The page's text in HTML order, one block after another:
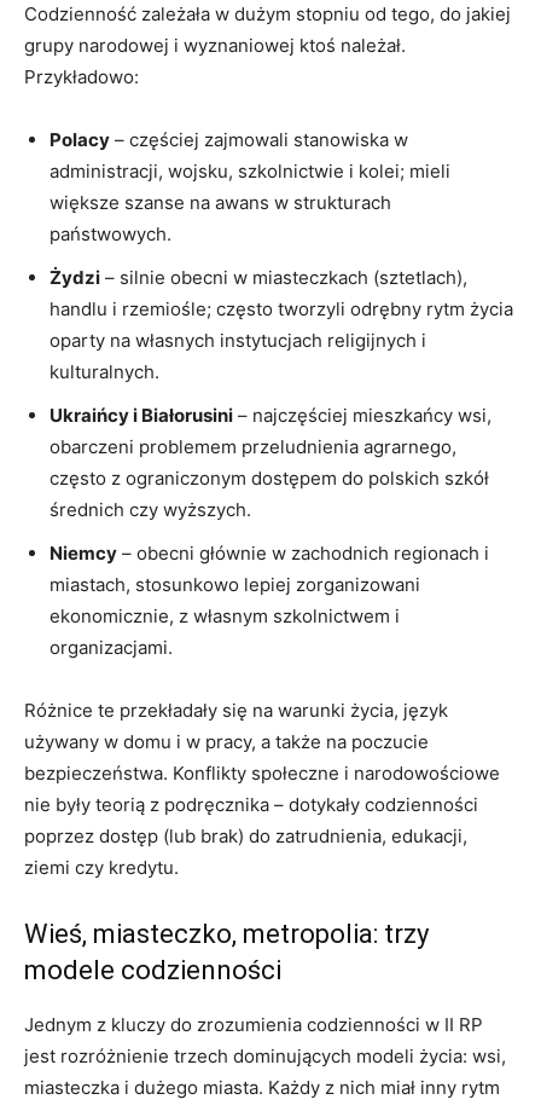
Codzienność zależała w dużym stopniu od tego, do jakiej
grupy narodowej i wyznaniowej ktoś należał.
Przykładowo:
Polacy – częściej zajmowali stanowiska w
administracji, wojsku, szkolnictwie i kolei; mieli
większe szanse na awans w strukturach
państwowych.
Żydzi – silnie obecni w miasteczkach (sztetlach),
handlu i rzemiośle; często tworzyli odrębny rytm życia
oparty na własnych instytucjach religijnych i
kulturalnych.
Ukraińcy i Białorusini – najczęściej mieszkańcy wsi,
obarczeni problemem przeludnienia agrarnego,
często z ograniczonym dostępem do polskich szkół
średnich czy wyższych.
Niemcy – obecni głównie w zachodnich regionach i
miastach, stosunkowo lepiej zorganizowani
ekonomicznie, z własnym szkolnictwem i
organizacjami.
Różnice te przekładały się na warunki życia, język
używany w domu i w pracy, a także na poczucie
bezpieczeństwa. Konflikty społeczne i narodowościowe
nie były teorią z podręcznika – dotykały codzienności
poprzez dostęp (lub brak) do zatrudnienia, edukacji,
ziemi czy kredytu.
Wieś, miasteczko, metropolia: trzy
modele codzienności
Jednym z kluczy do zrozumienia codzienności w II RP
jest rozróżnienie trzech dominujących modeli życia: wsi,
miasteczka i dużego miasta. Każdy z nich miał inny rytm